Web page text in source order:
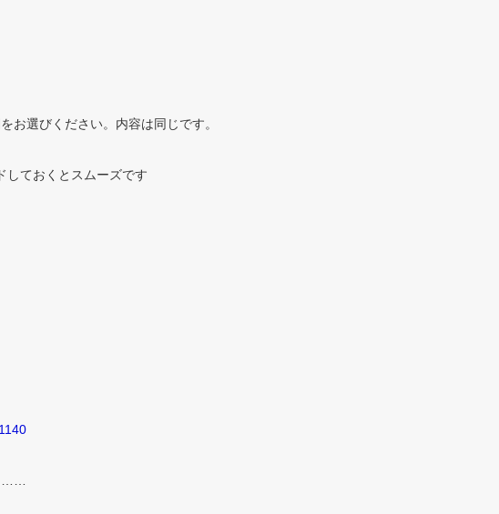
お選びください。内容は同じです。
しておくとスムーズです